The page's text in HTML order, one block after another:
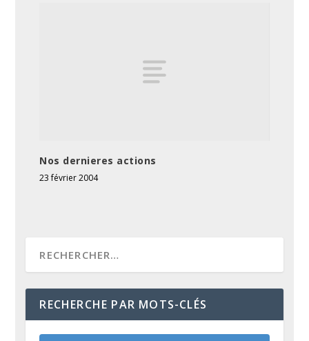
Nos dernieres actions
23 février 2004
RECHERCHE PAR MOTS-CLÉS